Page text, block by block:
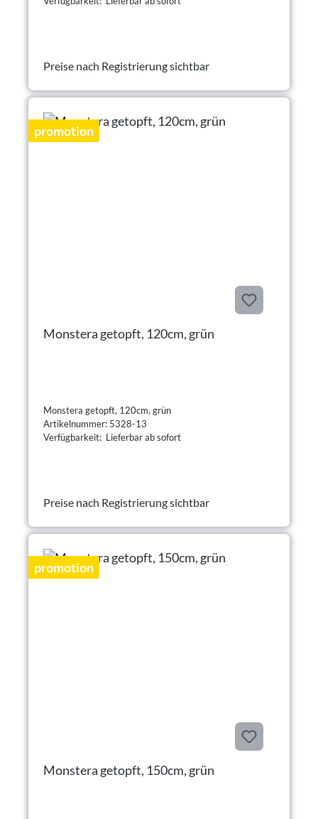
Preise nach Registrierung sichtbar
promotion
Monstera getopft, 120cm, grün
Monstera getopft, 120cm, grün
Artikelnummer: 5328-13
Verfügbarkeit: Lieferbar ab sofort
Preise nach Registrierung sichtbar
promotion
Monstera getopft, 150cm, grün